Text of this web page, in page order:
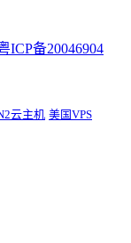
ICP备20046904
云主机 美国VPS